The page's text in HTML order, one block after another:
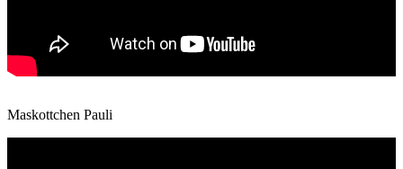
Maskottchen Pauli